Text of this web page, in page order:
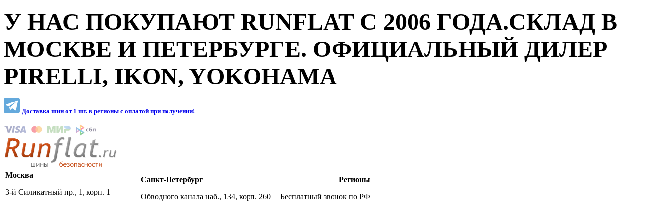
У НАС ПОКУПАЮТ RUNFLAT С 2006 ГОДА.СКЛАД В
МОСКВЕ И ПЕТЕРБУРГЕ. ОФИЦИАЛЬНЫЙ ДИЛЕР
PIRELLI, IKON, YOKOHAMA
Доставка шин от 1 шт. в регионы c оплатой при получении!
Москва
3-й Силикатный пр., 1, корп. 1
Санкт-Петербург
Обводного канала наб., 134, корп. 260
Регионы
Бесплатный звонок по РФ